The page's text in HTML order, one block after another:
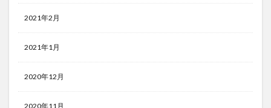
2021年2月
2021年1月
2020年12月
2020年11月